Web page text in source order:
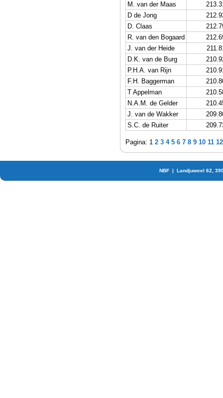
M. van der Maas
D de Jong
D. Claas
R. van den Bogaard
J. van der Heide
D.K. van de Burg
P.H.A. van Rijn
F.H. Baggerman
T Appelman
N.A.M. de Gelder
J. van de Wakker
S.C. de Ruiter
Pagina: 1 2 3 4 5 6 7 8 9 10 11 12
NBF | Landjuweel 62,